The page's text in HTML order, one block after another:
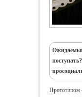
Прототипом